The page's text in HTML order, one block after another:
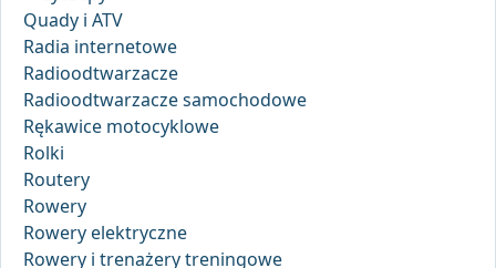
Quady i ATV
Radia internetowe
Radioodtwarzacze
Radioodtwarzacze samochodowe
Rękawice motocyklowe
Rolki
Routery
Rowery
Rowery elektryczne
Rowery i trenażery treningowe